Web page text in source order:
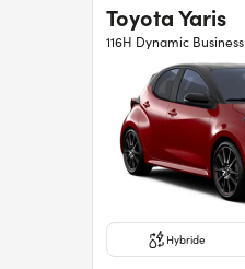
Toyota Yaris
116H Dynamic Business
Hybride